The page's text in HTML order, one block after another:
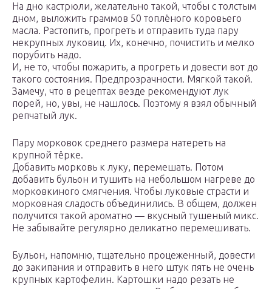
На дно кастрюли, желательно такой, чтобы с толстым
дном, выложить граммов 50 топлёного коровьего
масла. Растопить, прогреть и отправить туда пару
некрупных луковиц. Их, конечно, почистить и мелко
порубить надо.
И, не то, чтобы пожарить, а прогреть и довести вот до
такого состояния. Предпрозрачности. Мягкой такой.
Замечу, что в рецептах везде рекомендуют лук
порей, но, увы, не нашлось. Поэтому я взял обычный
репчатый лук.
Пару морковок среднего размера натереть на
крупной тёрке.
Добавить морковь к луку, перемешать. Потом
добавить бульон и тушить на небольшом нагреве до
морковкиного смягчения. Чтобы луковые страсти и
морковная сладость объединились. В общем, должен
получится такой ароматно — вкусный тушеный микс.
Не забывайте регулярно деликатно перемешивать.
Бульон, напомню, тщательно процеженный, довести
до закипания и отправить в него штук пять не очень
крупных картофелин. Картошки надо резать не